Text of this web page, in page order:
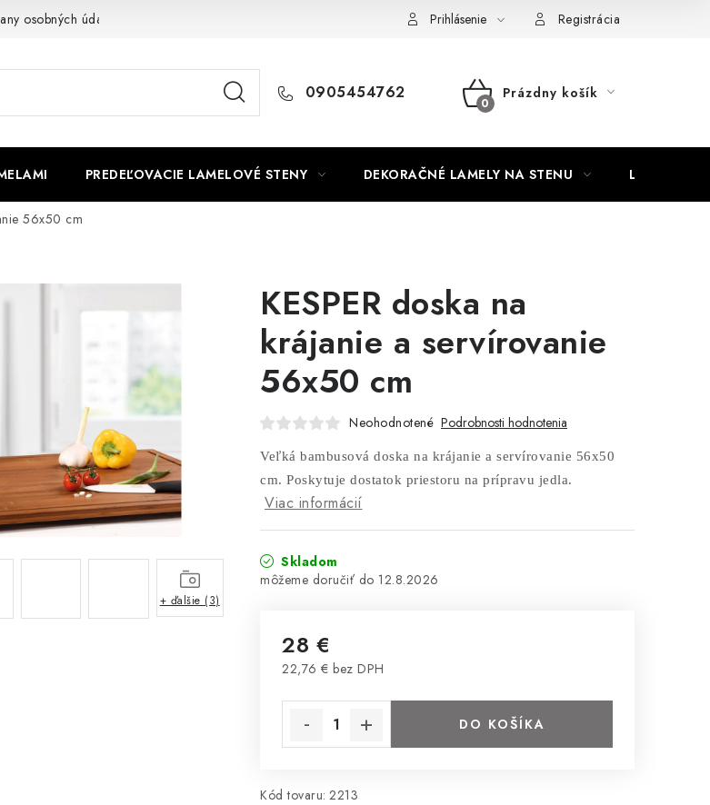
osobných údajov Nábytok na mieru Najpredávanejšie produkty
Prihlásenie Registrácia
0905454762
NÁKUPNÝ
Prázdny košík
PREDEĽOVACIE LAMELOVÉ STENY DEKORAČNÉ LAMELY NA STENU LAMELOVÉ
56x50 cm
KESPER doska na
krájanie a servírovanie
56x50 cm
Neohodnotené Podrobnosti hodnotenia
Veľká bambusová doska na krájanie a servírovanie 56x50
cm. Poskytuje dostatok priestoru na prípravu jedla.
Viac informácií
Skladom
12.8.2026
28 €
22,76 € bez DPH
DO KOŠÍKA
Kód tovaru: 2213
+ ďalšie (3)